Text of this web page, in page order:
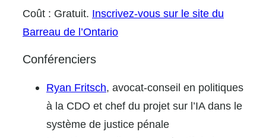
Coût : Gratuit. Inscrivez-vous sur le site du
Barreau de l’Ontario
Conférenciers
Ryan Fritsch, avocat-conseil en politiques
à la CDO et chef du projet sur l’IA dans le
système de justice pénale